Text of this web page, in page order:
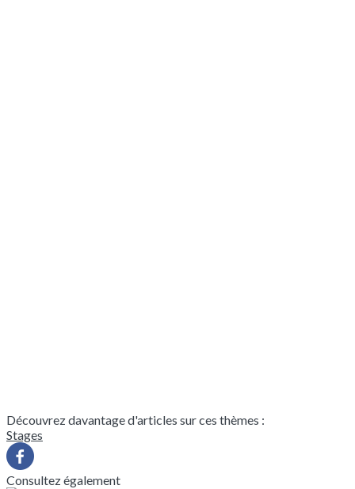
Découvrez davantage d'articles sur ces thèmes :
Stages
Consultez également